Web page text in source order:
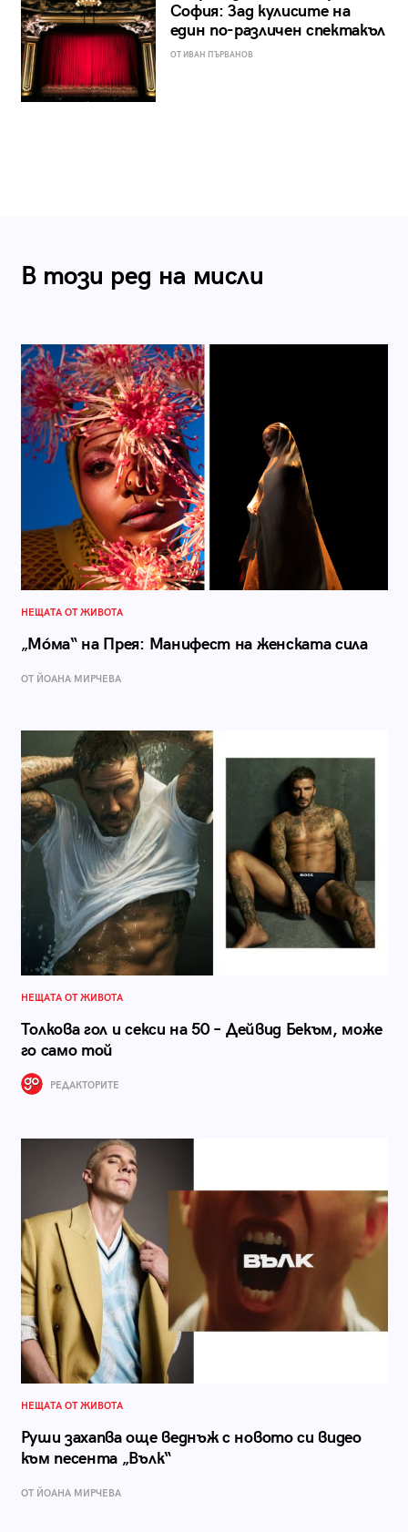
София: Зад кулисите на
един по-различен спектакъл
ОТ ИВАН ПЪРВАНОВ
В този ред на мисли
НЕЩАТА ОТ ЖИВОТА
„Мóма“ на Прея: Манифест на женската сила
ОТ ЙОАНА МИРЧЕВА
НЕЩАТА ОТ ЖИВОТА
Толкова гол и секси на 50 – Дейвид Бекъм, може
го само той
РЕДАКТОРИТЕ
НЕЩАТА ОТ ЖИВОТА
Руши захапва още веднъж с новото си видео
към песента „Вълк“
ОТ ЙОАНА МИРЧЕВА